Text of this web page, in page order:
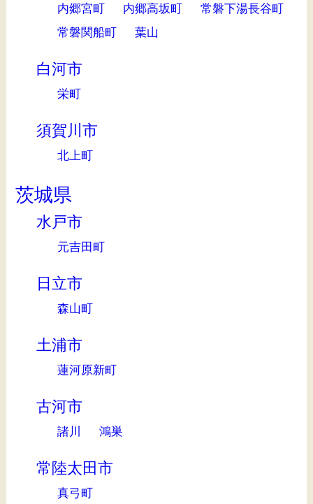
内郷宮町 内郷高坂町
常磐下湯長谷町
常磐関船町
葉山
白河市
栄町
須賀川市
北上町
茨城県
水戸市
元吉田町
日立市
森山町
土浦市
蓮河原新町
古河市
諸川 鴻巣
常陸太田市
真弓町